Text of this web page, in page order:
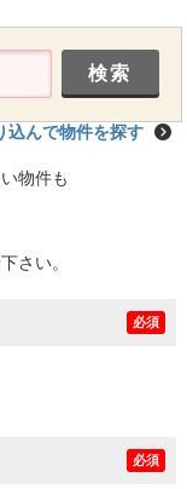
込んで物件を探す
物件も
さい。
必須
必須